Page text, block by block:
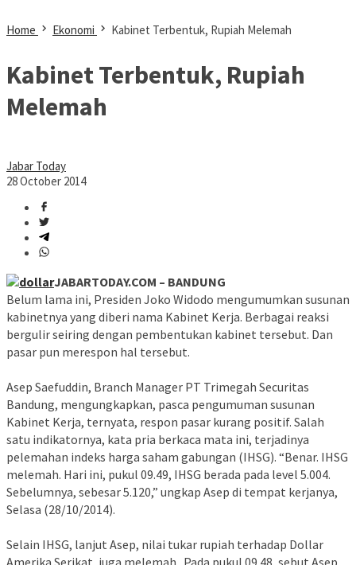
Home Ekonomi Kabinet Terbentuk, Rupiah Melemah
Kabinet Terbentuk, Rupiah
Melemah
Jabar Today
28 October 2014
JABARTODAY.COM – BANDUNG
Belum lama ini, Presiden Joko Widodo mengumumkan susunan
kabinetnya yang diberi nama Kabinet Kerja. Berbagai reaksi
bergulir seiring dengan pembentukan kabinet tersebut. Dan
pasar pun merespon hal tersebut.
Asep Saefuddin, Branch Manager PT Trimegah Securitas
Bandung, mengungkapkan, pasca pengumuman susunan
Kabinet Kerja, ternyata, respon pasar kurang positif. Salah
satu indikatornya, kata pria berkaca mata ini, terjadinya
pelemahan indeks harga saham gabungan (IHSG). “Benar. IHSG
melemah. Hari ini, pukul 09.49, IHSG berada pada level 5.004.
Sebelumnya, sebesar 5.120,” ungkap Asep di tempat kerjanya,
Selasa (28/10/2014).
Selain IHSG, lanjut Asep, nilai tukar rupiah terhadap Dollar